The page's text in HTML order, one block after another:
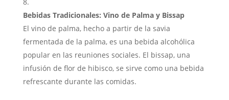
Bebidas Tradicionales: Vino de Palma y Bissap
El vino de palma, hecho a partir de la savia
fermentada de la palma, es una bebida alcohólica
popular en las reuniones sociales. El bissap, una
infusión de flor de hibisco, se sirve como una bebida
refrescante durante las comidas.